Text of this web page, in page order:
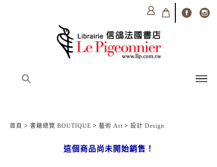
首頁 > 書籍總覽 BOUTIQUE > 藝術 Art > 設計 Design
這個商品尚未開始銷售！